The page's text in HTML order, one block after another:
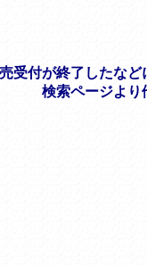
受付が終了したな
検索ページより